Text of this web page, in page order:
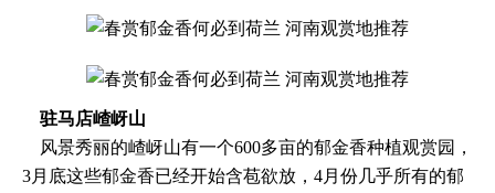
驻马店嵖岈山
风景秀丽的嵖岈山有一个600多亩的郁金香种植观赏园，
3月底这些郁金香已经开始含苞欲放，4月份几乎所有的郁